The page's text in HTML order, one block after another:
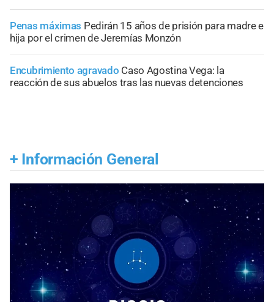
Penas máximas Pedirán 15 años de prisión para madre e
hija por el crimen de Jeremías Monzón
Encubrimiento agravado Caso Agostina Vega: la
reacción de sus abuelos tras las nuevas detenciones
+ Información General